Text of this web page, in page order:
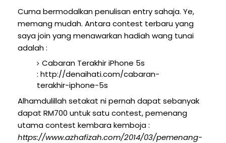
Cuma bermodalkan penulisan entry sahaja. Ye,
memang mudah. Antara contest terbaru yang
saya join yang menawarkan hadiah wang tunai
adalah :
Cabaran Terakhir iPhone 5s
: http://denaihati.com/cabaran-
terakhir-iphone-5s
Alhamdulillah setakat ni pernah dapat sebanyak
dapat RM700 untuk satu contest, pemenang
utama contest kembara kemboja :
https://www.azhafizah.com/2014/03/pemenang-